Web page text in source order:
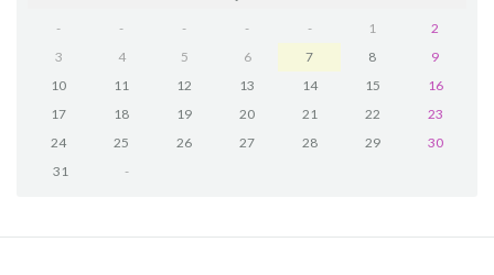
- - - - - 1
2
3
4 5 6 7 8
9
10
11 12 13 14 15
16
17
18 19 20 21 22
23
24
25 26 27 28 29
30
31
-